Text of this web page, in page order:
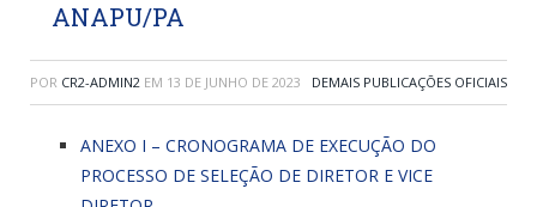
ANAPU/PA
POR CR2-ADMIN2 EM 13 DE JUNHO DE 2023 DEMAIS PUBLICAÇÕES OFICIAIS
ANEXO I – CRONOGRAMA DE EXECUÇÃO DO
PROCESSO DE SELEÇÃO DE DIRETOR E VICE